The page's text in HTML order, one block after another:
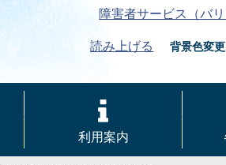
障害者サービス（バ
読み上げる 背景色変更
利用案内